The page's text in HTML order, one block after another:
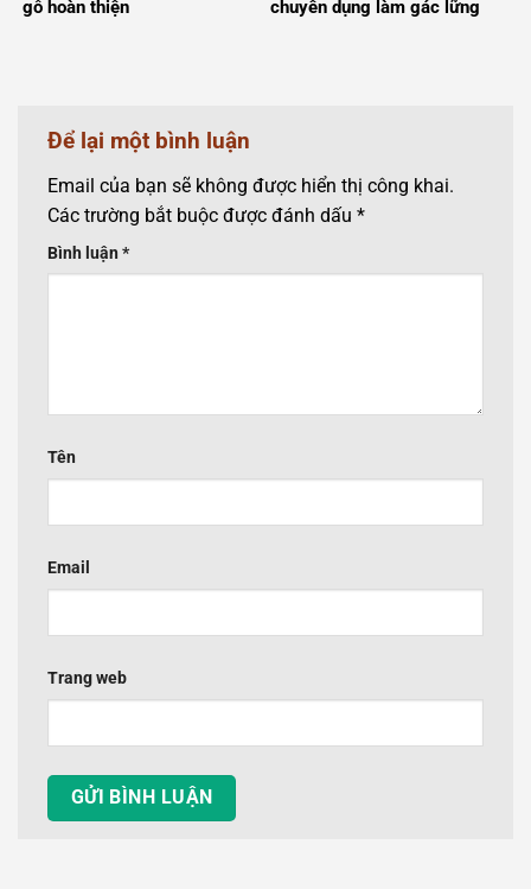
gỗ hoàn thiện
chuyên dụng làm gác lững
Để lại một bình luận
Email của bạn sẽ không được hiển thị công khai.
Các trường bắt buộc được đánh dấu *
Bình luận *
Tên
Email
Trang web